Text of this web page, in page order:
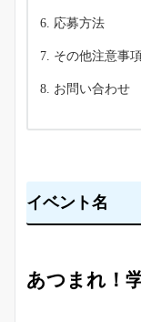
応募方法
その他注意事
お問い合わせ
イベント名
あつまれ！